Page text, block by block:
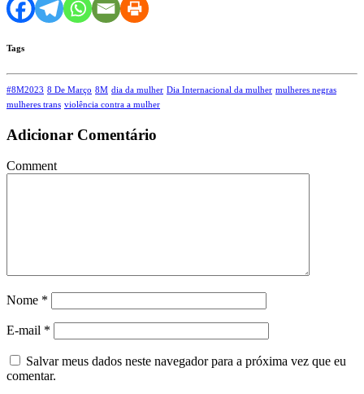
Tags
#8M2023 8 De Março 8M dia da mulher Dia Internacional da mulher mulheres negras
mulheres trans violência contra a mulher
Adicionar Comentário
Comment
Nome *
E-mail *
Salvar meus dados neste navegador para a próxima vez que eu
comentar.